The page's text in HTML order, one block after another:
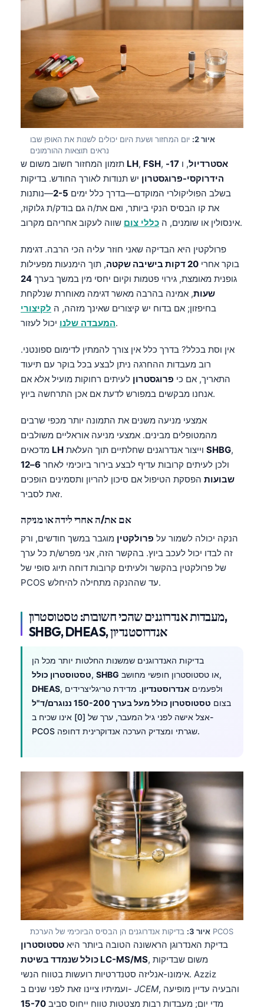
איור 2:
יום המחזור ושעת היום יכולים לשנות את האופן שבו
נראים תוצאות ההורמונים
LH, FSH, אסטרדיול, ו
17-
הידרוקסי-פרוגסטרון יש תנודות לאורך החודש. בדיקות
בשלב הפוליקולרי המוקדם—בדרך כלל ימים 2-5—נותנות
את קו הבסיס הנקי ביותר, ואם את/ה גם בודק/ת גלוקוז,
אינסולין או שומנים, ה כללי צום שווה לעקוב אחריהם מקרוב.
פרולקטין היא הבדיקה שאני חוזר עליה הכי הרבה. דגימת
בוקר אחרי 20 דקות בישיבה שקטה
, תוך הימנעות מפעילות
גופנית מאומצת, גירוי פטמות וקיום יחסי מין במשך בערך 24
שעות, אמינה בהרבה מאשר דגימה מאוחרת שנלקחת
בחיפזון; אם בדוח יש קיצורים שאינך מזהה, ה לקיצורי
המעבדה שלנויכול לעזור.
אין וסת בכלל? בדרך כלל אין צורך להמתין לדימום ספונטני.
רוב מעבדות ההחרגה ניתן לבצע בכל בוקר עם תיעוד
התאריך, אם כי פרוגסטרון לעיתים רחוקות מועיל אלא אם
אנחנו מבקשים במפורש לדעת אם אכן התרחשה ביוץ.
אמצעי מניעה משנים את התמונה יותר מכפי שרבים
מהמטופלים מבינים. אמצעי מניעה אוראליים משולבים
LH SHBG,
ולכן לעיתים קרובות עדיף לבצע בירור ביוכימי לאחר
6–12
שבועות הפסקת הטיפול אם סיכון להריון ותסמינים הופכים
זאת לסביר.
אם את/ה אחרי לידה או מניקה
הנקה יכולה לשמור על פרולקטין מוגבר במשך חודשים, ורק
זה לבדו יכול לעכב ביוץ. בהקשר הזה, אני מפרש/ת כל ערך
של פרולקטין בהקשר ולעיתים קרובות דוחה תיוג סופי של
PCOS עד שההנקה מתחילה להיחלש.
מעבדות אנדרוגנים שהכי חשובות: טסטוסטרון,
SHBG, DHEAS, אנדרוסטנדיון
בדיקות האנדרוגנים שמשנות החלטות יותר מכל הן
טסטוסטרון כולל, SHBG
או טסטוסטרון חופשי מחושב,
DHEAS
, ולפעמים אנדרוסטנדיון. מדידת טריגליצרידים
בצום טסטוסטרון כולל מעל בערך 150-200 ננוגרם/ד"ל
אצל אישה לפני גיל המעבר, ערך של [0] אינו שכיח ב-
PCOS שגרתי ומצדיק הערכה אנדוקרינית דחופה.
איור 3: בדיקות אנדרוגנים הן הבסיס הביוכימי של הערכת PCOS
בדיקת האנדרוגן הראשונה הטובה ביותר היא טסטוסטרון
כולל שנמדד בשיטת LC-MS/MS, משום שבדיקות
אימונו-אנליזה סטנדרטיות רועשות בטווח הנשי. Azziz
ועמיתיו ציינו זאת לפני שנים ב- JCEM, והבעיה עדיין מופיעה
מדי יום; מעבדות רבות מצטטות טווח ייחוס סביב 15-70